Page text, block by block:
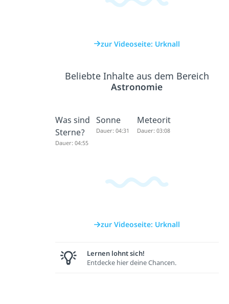
zur Videoseite: Urknall
Beliebte Inhalte aus dem Bereich
Astronomie
Was sind
Sterne?
Dauer: 04:55
Sonne
Dauer: 04:31
Meteorit
Dauer: 03:08
zur Videoseite: Urknall
Lernen lohnt sich!
Entdecke hier deine Chancen.